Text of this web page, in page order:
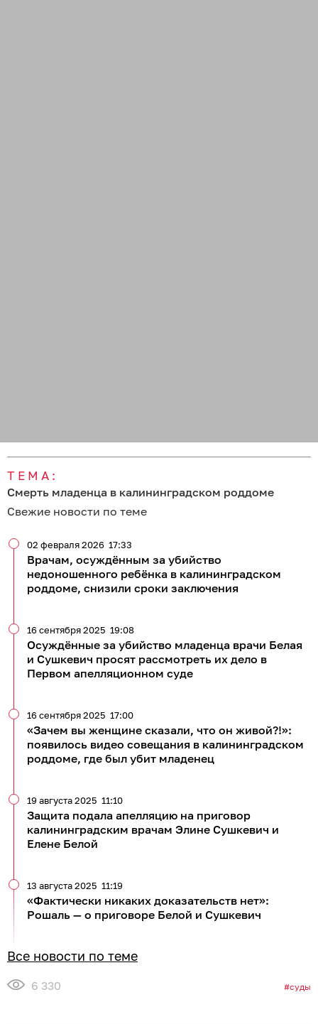
ТЕМА:
Смерть младенца в калининградском роддоме
Свежие новости по теме
Врачам, осуждённым за убийство
недоношенного ребёнка в калининградском
роддоме, снизили сроки заключения
02 февраля 2026 17:33
Осуждённые за убийство младенца врачи Белая
и Сушкевич просят рассмотреть их дело в
Первом апелляционном суде
16 сентября 2025 19:08
«Зачем вы женщине сказали, что он живой?!»:
появилось видео совещания в калининградском
роддоме, где был убит младенец
16 сентября 2025 17:00
Защита подала апелляцию на приговор
калининградским врачам Элине Сушкевич и
Елене Белой
19 августа 2025 11:10
«Фактически никаких доказательств нет»:
Рошаль — о приговоре Белой и Сушкевич
13 августа 2025 11:19
Все новости по теме
6 330 суды